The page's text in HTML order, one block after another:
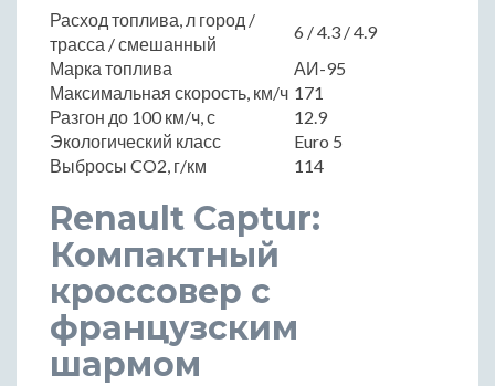
Расход топлива, л город /
трасса / смешанный
6 / 4.3 / 4.9
Марка топлива
АИ-95
Максимальная скорость, км/ч 171
Разгон до 100 км/ч, с
12.9
Экологический класс
Euro 5
Выбросы CO2, г/км
114
Renault Captur:
Компактный
кроссовер с
французским
шармом